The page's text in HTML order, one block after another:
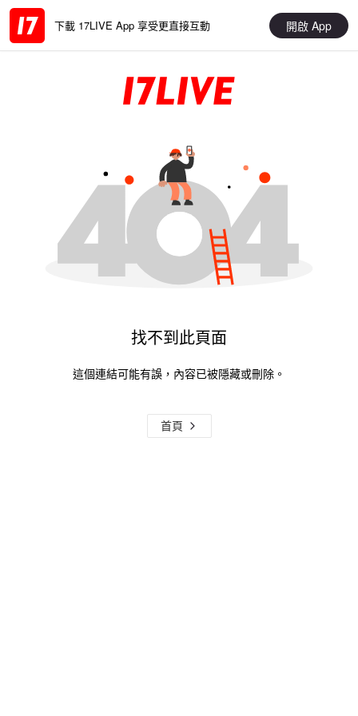
下載 17LIVE App 享受更直接互動 開啟 App
找不到此頁面
這個連結可能有誤，內容已被隱藏或刪除。
首頁